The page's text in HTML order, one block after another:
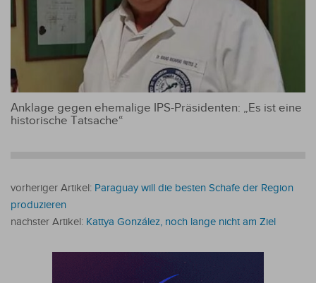
Anklage gegen ehemalige IPS-Präsidenten: „Es ist eine
historische Tatsache“
vorheriger Artikel: Paraguay will die besten Schafe der Region
produzieren
nächster Artikel: Kattya González, noch lange nicht am Ziel